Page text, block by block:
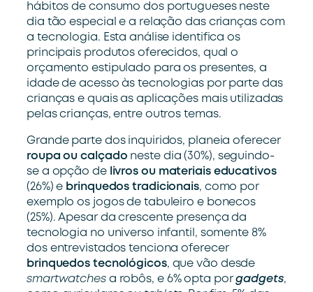
hábitos de consumo dos portugueses neste
dia tão especial e a relação das crianças com
a tecnologia. Esta análise identifica os
principais produtos oferecidos, qual o
orçamento estipulado para os presentes, a
idade de acesso às tecnologias por parte das
crianças e quais as aplicações mais utilizadas
pelas crianças, entre outros temas.
Grande parte dos inquiridos, planeia oferecer
roupa ou calçado neste dia (30%), seguindo-
se a opção de livros ou materiais educativos
(26%) e brinquedos tradicionais, como por
exemplo os jogos de tabuleiro e bonecos
(25%). Apesar da crescente presença da
tecnologia no universo infantil, somente 8%
dos entrevistados tenciona oferecer
brinquedos tecnológicos, que vão desde
smartwatchesa robôs, e 6% opta porgadgets,